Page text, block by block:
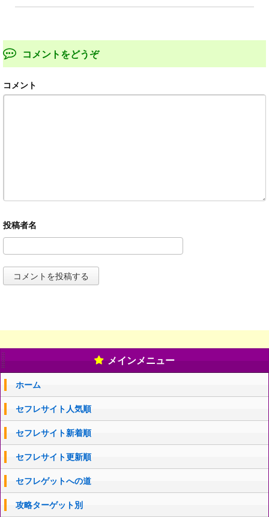
コメントをどうぞ
コメント
メインメニュー
ホーム
セフレサイト人気順
セフレサイト新着順
セフレサイト更新順
セフレゲットへの道
攻略ターゲット別